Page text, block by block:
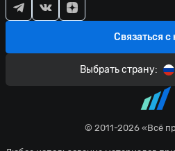
© 2011-2026 «Всё
Связаться с
Выбрать страну: